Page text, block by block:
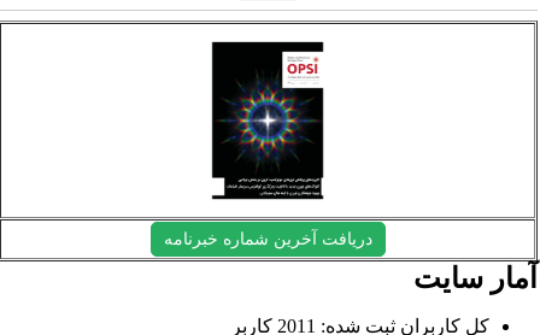
دریافت آخرین شماره خبرنامه
سایت
کل کاربران ثبت شده: 2011 کاربر